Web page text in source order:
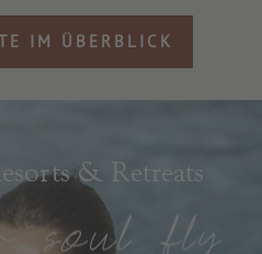
IM ÜBERBLICK
& Retreats